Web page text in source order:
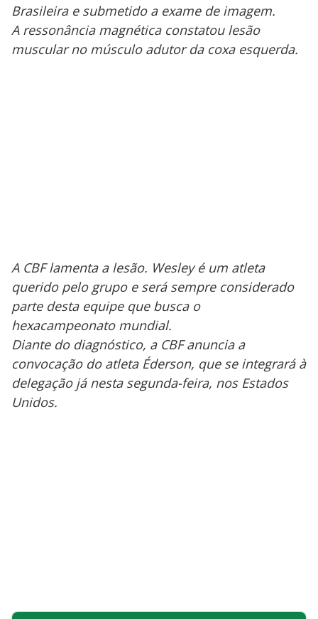
Brasileira e submetido a exame de imagem.
A ressonância magnética constatou lesão
muscular no músculo adutor da coxa esquerda.
A CBF lamenta a lesão. Wesley é um atleta
querido pelo grupo e será sempre considerado
parte desta equipe que busca o
hexacampeonato mundial.
Diante do diagnóstico, a CBF anuncia a
convocação do atleta Éderson, que se integrará à
delegação já nesta segunda-feira, nos Estados
Unidos.